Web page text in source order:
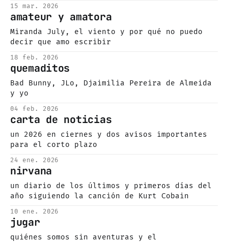
15 mar. 2026
amateur y amatora
Miranda July, el viento y por qué no puedo
decir que amo escribir
18 feb. 2026
quemaditos
Bad Bunny, JLo, Djaimilia Pereira de Almeida
y yo
04 feb. 2026
carta de noticias
un 2026 en ciernes y dos avisos importantes
para el corto plazo
24 ene. 2026
nirvana
un diario de los últimos y primeros días del
año siguiendo la canción de Kurt Cobain
10 ene. 2026
jugar
quiénes somos sin aventuras y el